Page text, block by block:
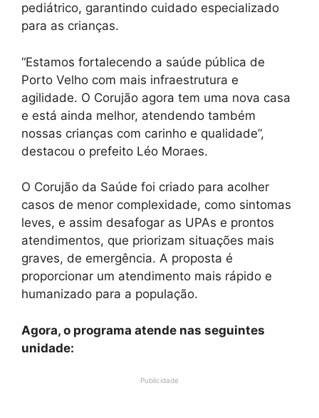
pediátrico, garantindo cuidado especializado
para as crianças.
“Estamos fortalecendo a saúde pública de
Porto Velho com mais infraestrutura e
agilidade. O Corujão agora tem uma nova casa
e está ainda melhor, atendendo também
nossas crianças com carinho e qualidade”,
destacou o prefeito Léo Moraes.
O Corujão da Saúde foi criado para acolher
casos de menor complexidade, como sintomas
leves, e assim desafogar as UPAs e prontos
atendimentos, que priorizam situações mais
graves, de emergência. A proposta é
proporcionar um atendimento mais rápido e
humanizado para a população.
Agora, o programa atende nas seguintes
unidade:
Publicidade